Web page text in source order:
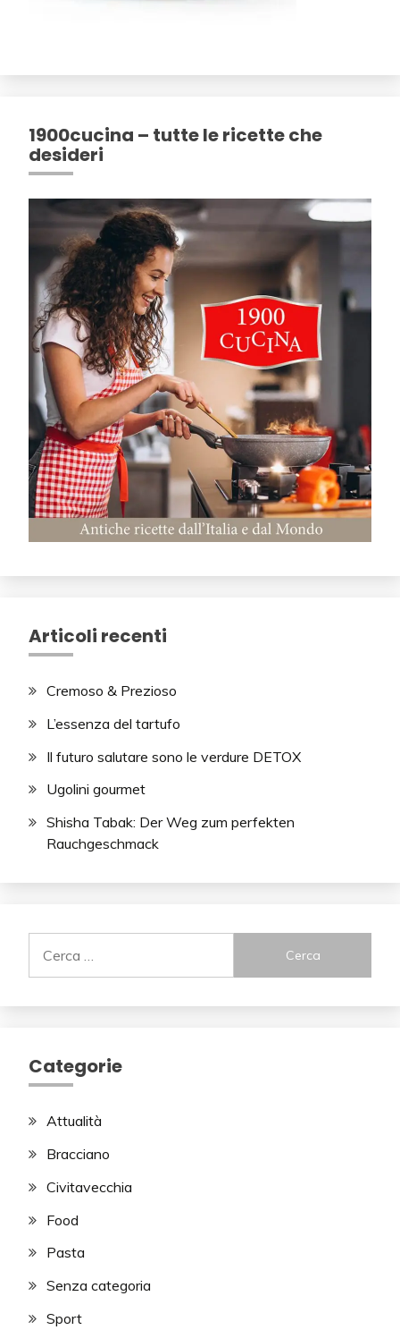
1900cucina – tutte le ricette che
desideri
Articoli recenti
Cremoso & Prezioso
L’essenza del tartufo
Il futuro salutare sono le verdure DETOX
Ugolini gourmet
Shisha Tabak: Der Weg zum perfekten
Rauchgeschmack
per:
Categorie
Attualità
Bracciano
Civitavecchia
Food
Pasta
Senza categoria
Sport